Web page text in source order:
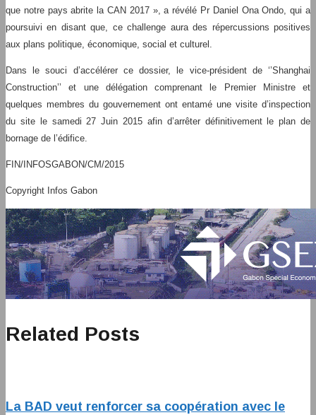
que notre pays abrite la CAN 2017 », a révélé Pr Daniel Ona Ondo, qui a
poursuivi en disant que, ce challenge aura des répercussions positives
aux plans politique, économique, social et culturel.
Dans le souci d’accélérer ce dossier, le vice-président de ‘’Shanghai
Construction’’ et une délégation comprenant le Premier Ministre et
quelques membres du gouvernement ont entamé une visite d’inspection
du site le samedi 27 Juin 2015 afin d’arrêter définitivement le plan de
bornage de l’édifice.
FIN/INFOSGABON/CM/2015
Copyright Infos Gabon
Related Posts
La BAD veut renforcer sa coopération avec le